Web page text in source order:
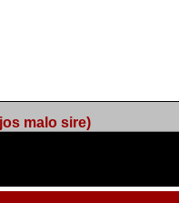
malo sire)